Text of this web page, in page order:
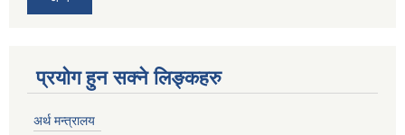
प्रयोग हुन सक्ने लिङ्कहरु
अर्थ मन्त्रालय